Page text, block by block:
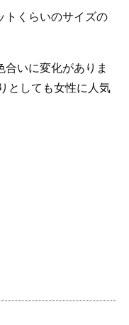
トくらいのサイズの
合いに変化がありま
としても女性に人気